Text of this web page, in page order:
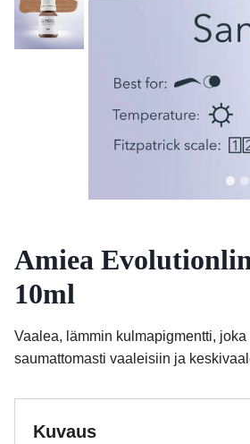
Amiea
10ml
Vaalea, lämmin kulmapigmentti, joka
saumattomasti vaaleisiin ja
Kuvaus